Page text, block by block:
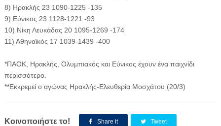
8) Ηρακλής 23 1090-1225 -135
9) Εύνικος 23 1128-1221 -93
10) Νίκη Λευκάδας 20 1095-1269 -174
11) Αθηναϊκός 17 1039-1439 -400
*ΠΑΟΚ, Ηρακλής, Ολυμπιακός και Εύνικος έχουν ένα παιχνίδι
περισσότερο.
**Εκκρεμεί ο αγώνας Ηρακλής-Ελευθερία Μοσχάτου (20/3)
Κοινοποιήστε το! Share it Tweet